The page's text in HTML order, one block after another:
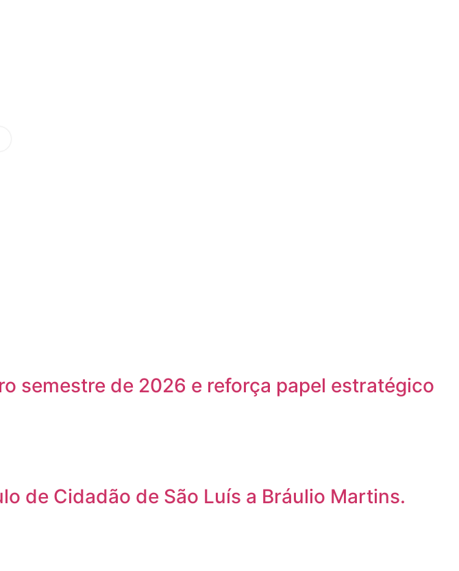
semestre de 2026 e reforça papel estratégico
de Cidadão de São Luís a Bráulio Martins.